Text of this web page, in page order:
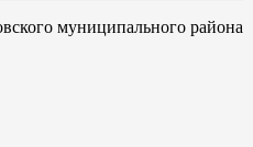
муниципального района